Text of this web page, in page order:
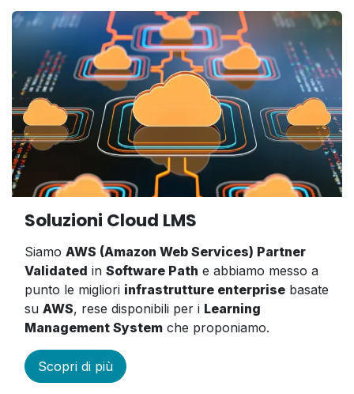
Soluzioni Cloud LMS
Siamo AWS (Amazon Web Services) Partner
Validated in Software Path e abbiamo messo a
punto le migliori infrastrutture enterprise basate
su AWS, rese disponibili per i Learning
Management System che proponiamo.
Scopri di più